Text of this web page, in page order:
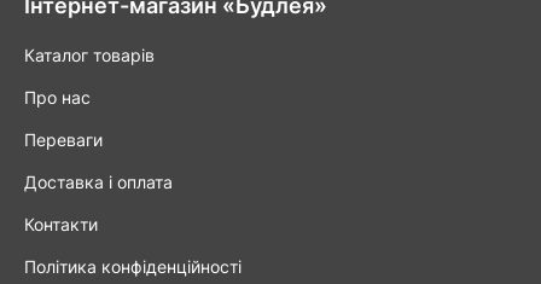
Інтернет-магазин «Будлея»
Каталог товарів
Про нас
Переваги
Доставка і оплата
Контакти
Політика конфіденційності